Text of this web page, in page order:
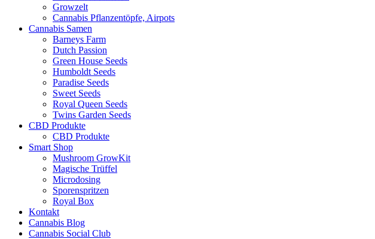
Growzelt
Cannabis Pflanzentöpfe, Airpots
Cannabis Samen
Barneys Farm
Dutch Passion
Green House Seeds
Humboldt Seeds
Paradise Seeds
Sweet Seeds
Royal Queen Seeds
Twins Garden Seeds
CBD Produkte
CBD Produkte
Smart Shop
Mushroom GrowKit
Magische Trüffel
Microdosing
Sporenspritzen
Royal Box
Kontakt
Cannabis Blog
Cannabis Social Club